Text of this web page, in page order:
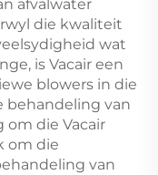
afvalwater
die kwaliteit
wat
is Vacair een
blowers in die
behandeling van
om die Vacair
om die
van